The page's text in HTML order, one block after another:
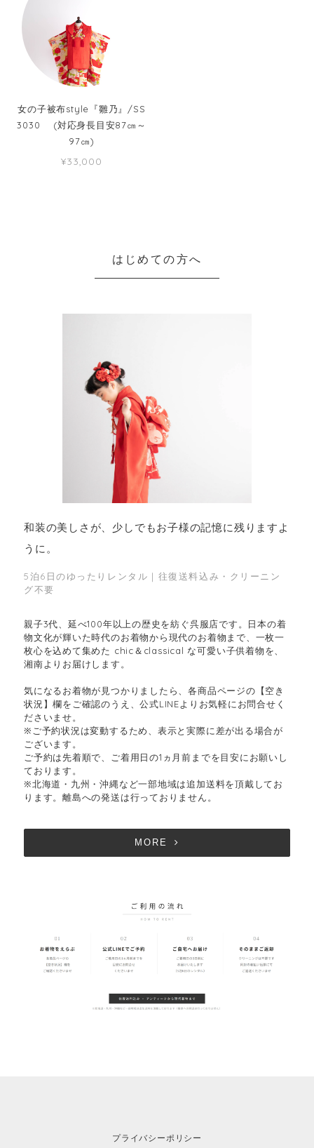
女の子被布style『雛乃』/SS
3030 (対応身長目安87㎝～
97㎝)
¥33,000
はじめての方へ
和装の美しさが、少しでもお子様の記憶に残りますよ
うに。
5泊6日のゆったりレンタル｜往復送料込み・クリーニン
グ不要
親子3代、延べ100年以上の歴史を紡ぐ呉服店です。日本の着
物文化が輝いた時代のお着物から現代のお着物まで、一枚一
枚心を込めて集めた chic＆classical な可愛い子供着物を、
湘南よりお届けします。
気になるお着物が見つかりましたら、各商品ページの【空き
状況】欄をご確認のうえ、公式LINEよりお気軽にお問合せく
ださいませ。
※ご予約状況は変動するため、表示と実際に差が出る場合が
ございます。
ご予約は先着順で、ご着用日の1ヵ月前までを目安にお願いし
ております。
※北海道・九州・沖縄など一部地域は追加送料を頂戴してお
ります。離島への発送は行っておりません。
MORE
プライバシーポリシー